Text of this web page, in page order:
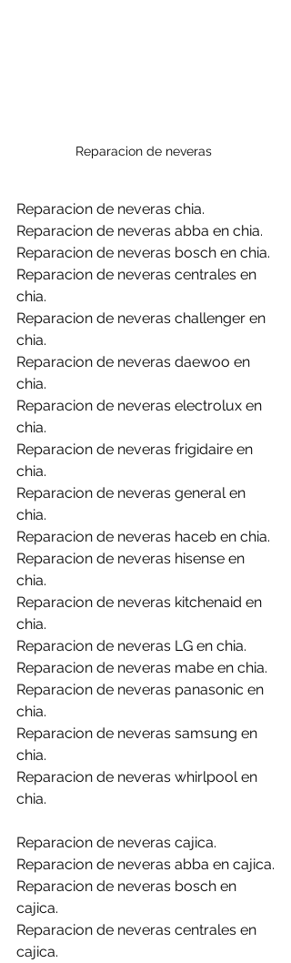
Reparacion de neveras
Reparacion de neveras chia.
Reparacion de neveras abba en chia.
Reparacion de neveras bosch en chia.
Reparacion de neveras centrales en
chia.
Reparacion de neveras challenger en
chia.
Reparacion de neveras daewoo en
chia.
Reparacion de neveras electrolux en
chia.
Reparacion de neveras frigidaire en
chia.
Reparacion de neveras general en
chia.
Reparacion de neveras haceb en chia.
Reparacion de neveras hisense en
chia.
Reparacion de neveras kitchenaid en
chia.
Reparacion de neveras LG en chia.
Reparacion de neveras mabe en chia.
Reparacion de neveras panasonic en
chia.
Reparacion de neveras samsung en
chia.
Reparacion de neveras whirlpool en
chia.
Reparacion de neveras cajica.
Reparacion de neveras abba en cajica.
Reparacion de neveras bosch en
cajica.
Reparacion de neveras centrales en
cajica.